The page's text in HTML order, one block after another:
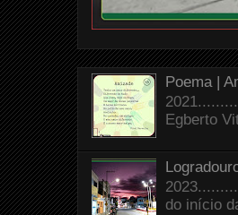
Poema |
Egberto
do início